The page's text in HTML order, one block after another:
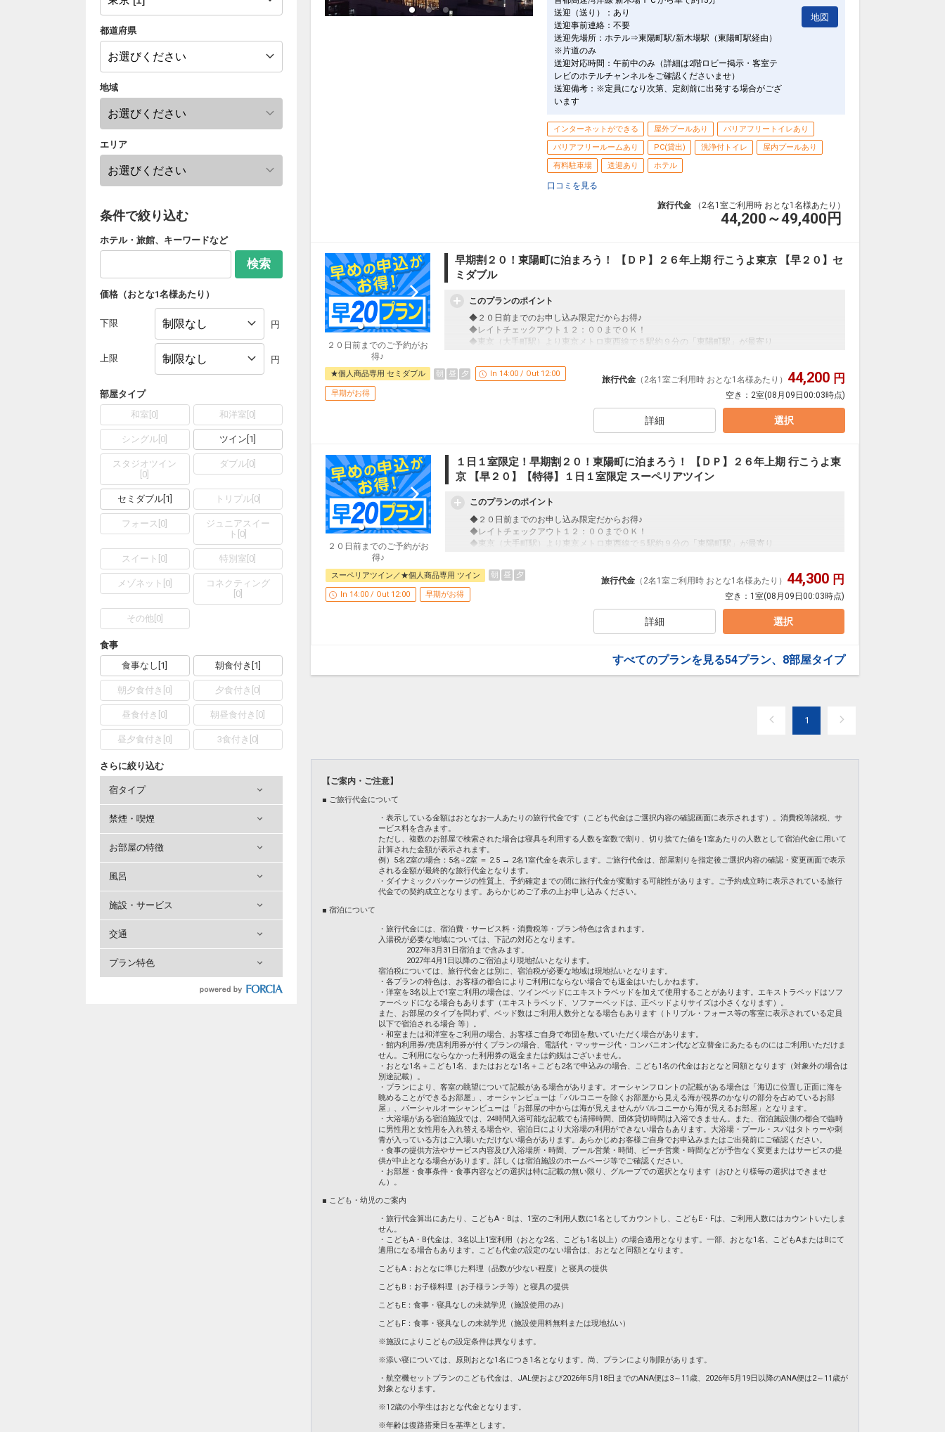
クラスJを利用する +18,900円
+17,200円
+18,900円
+8,100円
― 円
+27,600円
クラスJを利用する 3 +18,900円
60便
乗継便あり
沖縄(那覇)
18:30
東京(羽田)
22:45
+8,100円
クラスJを利用する 5 +29,400円
918便
沖縄(那覇)
18:50
21:20
クラスJを利用する
クラスJを利用する 5 +18,900円
922便
沖縄(那覇)
20:30
東京(羽田)
クラスJを利用する 4 +18,900円
都道府県
地域
エリア
条件で絞り込む
ホテル・旅館、キーワードなど
検索
価格（おとな1名様あたり）
下限 円
上限 円
部屋タイプ
和室 0 和洋室 0
シングル 0 ツイン 1
スタジオツイン
0
ダブル 0
セミダブル[ 1 トリプル[ 0]
フォース 0
ジュニアスイー
ト 0
スイート 0 特別室 0
メゾネット 0]
コネクティング
0]
その他[ 0]
食事
食事なし 1 朝食付き 1
朝夕食付き 0] 夕食付き 0]
昼食付き 0 朝昼食付き 0
昼夕食付き 0] 3食付き 0]
さらに絞り込む
宿タイプ
禁煙・喫煙
お部屋の特徴
風呂
施設・サービス
交通
プラン特色
送迎（送り）：あり
送迎事前連絡：不要
送迎先場所：ホテル⇒東陽町駅/新木場駅（東陽町駅経由）
※片道のみ
送迎対応時間：午前中のみ（詳細は2階ロビー掲示・客室テ
レビのホテルチャンネルをご確認くださいませ）
送迎備考：※定員になり次第、定刻前に出発する場合がござ
います
地図
インターネットができる 屋外プールあり
バリアフリートイレあり
バリアフリールームあり
PC(貸出) 洗浄付トイレ
屋内プールあり
有料駐車場
送迎あり ホテル
口コミを見る
旅行代金 （2名1室ご利用時 おとな1名様あたり）
44,200～49,400 円
２０日前までのご予約がお
得♪
早期割２０！東陽町に泊まろう！ 【ＤＰ】２６年上期 行こうよ東京 【早２０】セ
ミダブル
このプランのポイント
◆２０日前までのお申し込み限定だからお得♪
◆レイトチェックアウト１２：００までＯＫ！
◆東京（大手町駅）より東京メトロ東西線で５駅約９分の「東陽町駅」が最寄り
早めのお申し込みがお得！【早２０】
※本プランは２０日前までの予約受付です。１９日前以降の人数変更、おとな・こどもの内訳変
（通常１１：００チェックアウト）
※旅行代金に含まれます。
ホテルイースト２１東京のご紹介
～１９世紀ヨーロッパを想わせる空間で優雅なひととき～
◆東京（大手町駅）より東京メトロ東西線で５駅所要約９分「東陽町駅」下車／徒歩で約７分
◆東京ディズニーリゾート（Ｒ）往復シャトル（予約定員制）あり
◆朝食付プランがおすすめ！シェフがお客様の前で焼くふわふわのオムレツが人気♪
「食事なしプラン」と「朝食付プラン」をご用意しています。
●「食事なしプラン」と「朝食付プラン」を掲載しています。
設定期間：2026年4月1日～2026年9月30日
インターネットコース番号：DP-1-17505873
★個人商品専用 セミダブル 朝 昼 夕 In 14:00 / Out 12:00
早期がお得
旅行代金 （2名1室ご利用時 おとな1名様あたり） 44,200 円
空き： 2室(08月09日00:03時点)
詳細 選択
２０日前までのご予約がお
得♪
１日１室限定！早期割２０！東陽町に泊まろう！ 【ＤＰ】２６年上期 行こうよ東
京 【早２０】【特得】１日１室限定 スーペリアツイン
このプランのポイント
◆２０日前までのお申し込み限定だからお得♪
◆レイトチェックアウト１２：００までＯＫ！
◆東京（大手町駅）より東京メトロ東西線で５駅約９分の「東陽町駅」が最寄り
早めのお申し込みがお得！【早２０】
早期予約限定！２０日前までのご予約がお得です！
※本プランは２０日前までの予約受付です。１９日前以降の人数変更、おとな・こどもの内訳変
◆オークラホテルズ＆リゾーツの上質できめ細やかなおもてなし
「食事なしプラン」と「朝食付プラン」をご用意しています。
※ご覧のページの【食事条件】をお確かめのうえ、ご予約にお進みください。
設定期間：2026年4月1日～2026年9月30日
インターネットコース番号：DP-1-17505871
スーペリアツイン／★個人商品専用 ツイン 朝 昼 夕
In 14:00 / Out 12:00 早期がお得
旅行代金 （2名1室ご利用時 おとな1名様あたり） 44,300 円
空き： 1室(08月09日00:03時点)
詳細 選択
すべてのプランを見る54プラン、8部屋タイプ
1
【ご案内・ご注意】
■ ご旅行代金について
・表示している金額はおとなお一人あたりの旅行代金です（こども代金はご選択内容の確認画面に表示されます）。消費税等諸税、サ
ービス料を含みます。
ただし、複数のお部屋で検索された場合は寝具を利用する人数を室数で割り、切り捨てた値を1室あたりの人数として宿泊代金に用いて
計算された金額が表示されます。
例）5名2室の場合：5名÷2室 ＝ 2.5 → 2名1室代金を表示します。ご旅行代金は、部屋割りを指定後ご選択内容の確認・変更画面で表示
される金額が最終的な旅行代金となります。
・ダイナミックパッケージの性質上、予約確定までの間に旅行代金が変動する可能性があります。ご予約成立時に表示されている旅行
代金での契約成立となります。あらかじめご了承の上お申し込みください。
■ 宿泊について
・旅行代金には、宿泊費・サービス料・消費税等・プラン特色は含まれます。
入湯税が必要な地域については、下記の対応となります。
2027年3月31日宿泊まで含みます。
2027年4月1日以降のご宿泊より現地払いとなります。
宿泊税については、旅行代金とは別に、宿泊税が必要な地域は現地払いとなります。
・各プランの特色は、お客様の都合によりご利用にならない場合でも返金はいたしかねます。
・洋室を3名以上で1室ご利用の場合は、ツインベッドにエキストラベッドを加えて使用することがあります。エキストラベッドはソフ
ァーベッドになる場合もあります（エキストラベッド、ソファーベッドは、正ベッドよりサイズは小さくなります）。
また、お部屋のタイプを問わず、ベッド数はご利用人数分となる場合もあります（トリプル・フォース等の客室に表示されている定員
以下で宿泊される場合 等）。
・和室または和洋室をご利用の場合、お客様ご自身で布団を敷いていただく場合があります。
・館内利用券/売店利用券が付くプランの場合、電話代・マッサージ代・コンパニオン代など立替金にあたるものにはご利用いただけま
せん。ご利用にならなかった利用券の返金または釣銭はございません。
・おとな1名＋こども1名、またはおとな1名＋こども2名で申込みの場合、こども1名の代金はおとなと同額となります（対象外の場合は
別途記載）。
・プランにより、客室の眺望について記載がある場合があります。オーシャンフロントの記載がある場合は「海辺に位置し正面に海を
眺めることができるお部屋」、オーシャンビューは「バルコニーを除くお部屋から見える海が視界のかなりの部分を占めているお部
屋」、パーシャルオーシャンビューは「お部屋の中からは海が見えませんがバルコニーから海が見えるお部屋」となります。
・大浴場がある宿泊施設では、24時間入浴可能な記載でも清掃時間、団体貸切時間は入浴できません。また、宿泊施設側の都合で臨時
に男性用と女性用を入れ替える場合や、宿泊日により大浴場の利用ができない場合もあります。大浴場・プール・スパはタトゥーや刺
青が入っている方はご入場いただけない場合があります。あらかじめお客様ご自身でお申込みまたはご出発前にご確認ください。
・食事の提供方法やサービス内容及び入浴場所・時間、プール営業・時間、ビーチ営業・時間などが予告なく変更またはサービスの提
供が中止となる場合があります。詳しくは宿泊施設のホームページ等でご確認ください。
・お部屋・食事条件・食事内容などの選択は特に記載の無い限り、グループでの選択となります（おひとり様毎の選択はできませ
ん）。
■ こども・幼児のご案内
・旅行代金算出にあたり、こどもA・Bは、1室のご利用人数に1名としてカウントし、こどもE・Fは、ご利用人数にはカウントいたしま
せん。
・こどもA・B代金は、3名以上1室利用（おとな2名、こども1名以上）の場合適用となります。一部、おとな1名、こどもAまたはBにて
適用になる場合もあります。こども代金の設定のない場合は、おとなと同額となります。
こどもA：おとなに準じた料理（品数が少ない程度）と寝具の提供
こどもB：お子様料理（お子様ランチ等）と寝具の提供
こどもE：食事・寝具なしの未就学児（施設使用のみ）
こどもF：食事・寝具なしの未就学児（施設使用料無料または現地払い）
※施設によりこどもの設定条件は異なります。
※添い寝については、原則おとな1名につき1名となります。尚、プランにより制限があります。
・航空機セットプランのこども代金は、JAL便および2026年5月18日までのANA便は3～11歳、2026年5月19日以降のANA便は2～11歳が
対象となります。
※12歳の小学生はおとな代金となります。
※年齢は復路搭乗日を基準とします。